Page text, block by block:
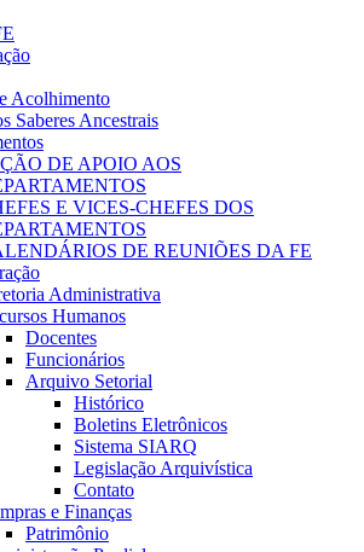
Acolhimento
Saberes Ancestrais
DE APOIO AOS
E VICES-CHEFES DOS
DE REUNIÕES DA FE
Administrativa
Humanos
Docentes
Funcionários
Arquivo Setorial
Histórico
Boletins Eletrônicos
Sistema SIARQ
Legislação Arquivística
Contato
e Finanças
Patrimônio